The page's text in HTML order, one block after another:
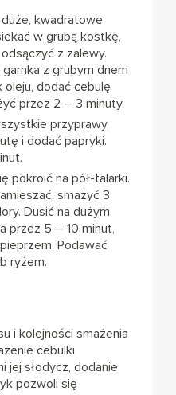
kwadratowe
w grubą kostkę,
z zalewy.
z grubym dnem
oleju, dodać cebulę
przez 2 – 3 minuty.
przyprawy,
i dodać papryki.
pokroić na pół-talarki.
smażyć 3
Dusić na dużym
przez 5 – 10 minut,
Podawać
ryżem.
i kolejności smażenia
cebulki
jej słodycz, dodanie
pozwoli się